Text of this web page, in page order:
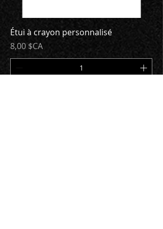
Étui à crayon personnalisé
Prix
8,00 $CA